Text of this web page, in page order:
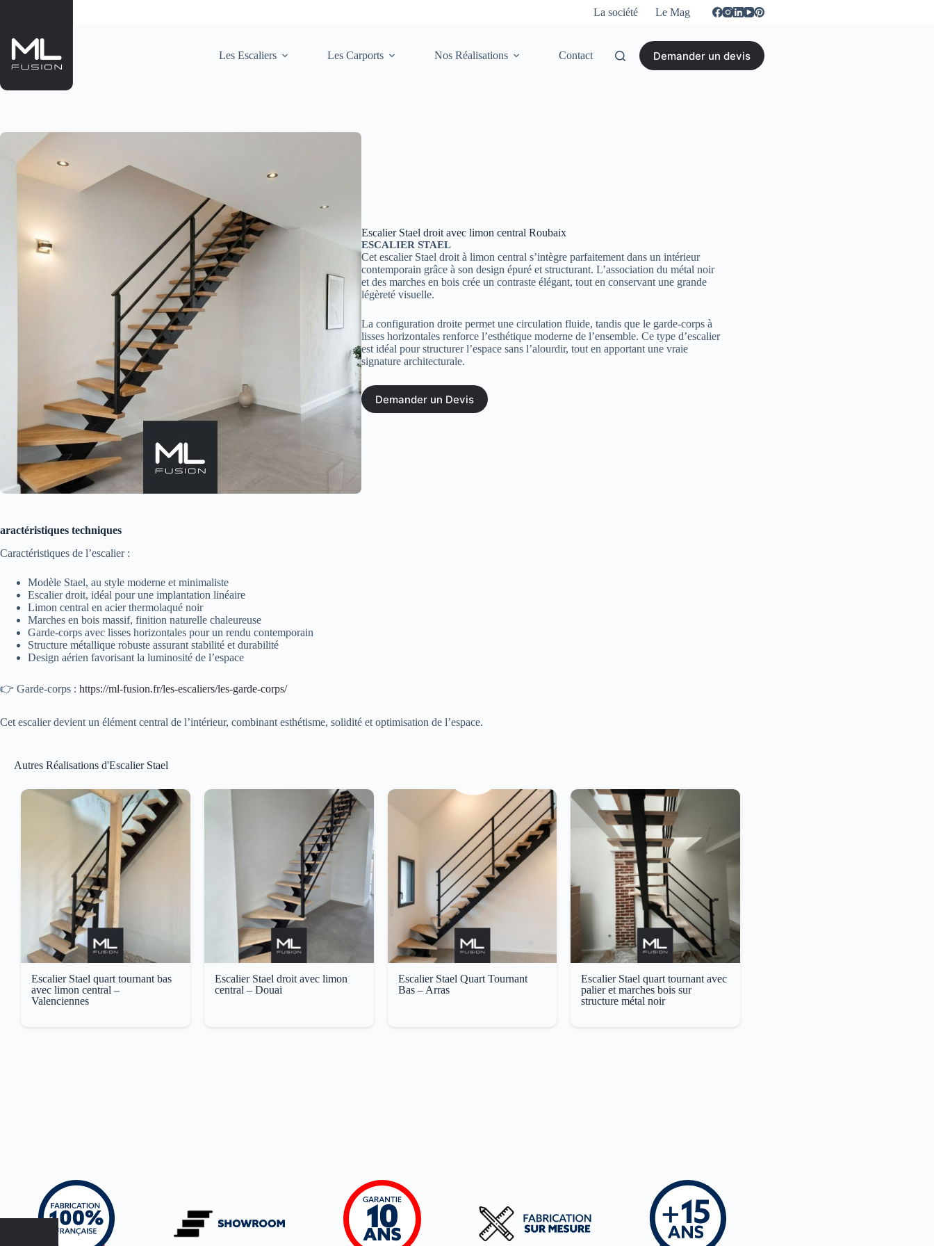
La société Le Mag
Les Escaliers Les Carports Nos Réalisations Contact Demander un devis
Escalier Stael droit avec limon central Roubaix
ESCALIER STAEL
Cet escalier Stael droit à limon central s’intègre parfaitement dans un intérieur
contemporain grâce à son design épuré et structurant. L’association du métal noir
et des marches en bois crée un contraste élégant, tout en conservant une grande
légèreté visuelle.
La configuration droite permet une circulation fluide, tandis que le garde-corps à
lisses horizontales renforce l’esthétique moderne de l’ensemble. Ce type d’escalier
est idéal pour structurer l’espace sans l’alourdir, tout en apportant une vraie
signature architecturale.
Demander un Devis
aractéristiques techniques
Caractéristiques de l’escalier :
Modèle Stael, au style moderne et minimaliste
Escalier droit, idéal pour une implantation linéaire
Limon central en acier thermolaqué noir
Marches en bois massif, finition naturelle chaleureuse
Garde-corps avec lisses horizontales pour un rendu contemporain
Structure métallique robuste assurant stabilité et durabilité
Design aérien favorisant la luminosité de l’espace
👉 Garde-corps : https://ml-fusion.fr/les-escaliers/les-garde-corps/
Cet escalier devient un élément central de l’intérieur, combinant esthétisme, solidité et optimisation de l’espace.
Autres Réalisations d'Escalier Stael
Escalier Stael quart tournant bas
avec limon central –
Valenciennes
Escalier Stael droit avec limon
central – Douai
Escalier Stael Quart Tournant
Bas – Arras
Escalier Stael quart tournant avec
palier et marches bois sur
structure métal noir